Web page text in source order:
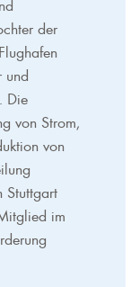
der
und
Die
von Strom,
von
Stuttgart
im